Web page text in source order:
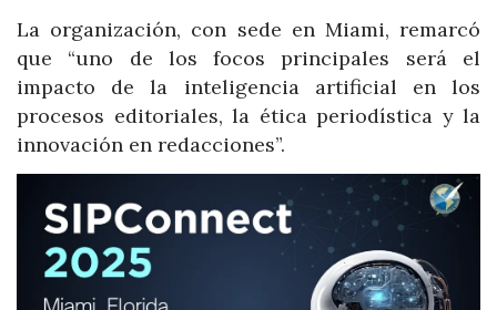
La organización, con sede en Miami, remarcó
que “uno de los focos principales será el
impacto de la inteligencia artificial en los
procesos editoriales, la ética periodística y la
innovación en redacciones”.